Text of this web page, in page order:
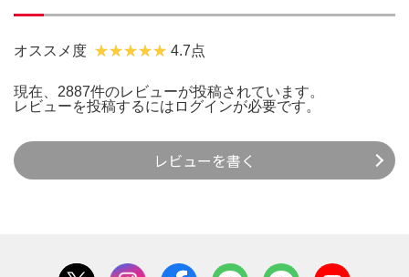
オススメ度 4.7点
現在、2887件のレビューが投稿されています。
レビューを投稿するには ログインが必要です。
レビューを書く